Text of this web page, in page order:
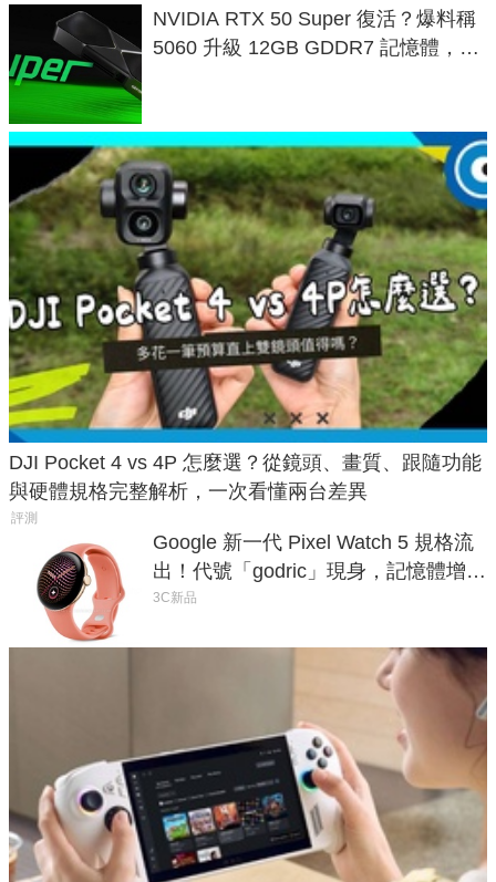
NVIDIA RTX 50 Super 復活？爆料稱
5060 升級 12GB GDDR7 記憶體，這
DJI Pocket 4 vs 4P 怎麼選？從鏡頭、畫質、跟隨功能
與硬體規格完整解析，一次看懂兩台差異
評測
Google 新一代 Pixel Watch 5 規格流
出！代號「godric」現身，記憶體增強
鎖定 AI 應用
3C新品